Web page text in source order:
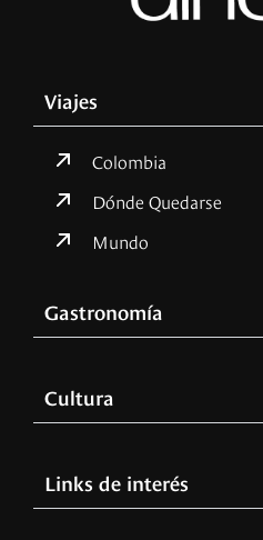
Viajes
Colombia
Dónde Quedarse
Mundo
Gastronomía
Cultura
Links de interés